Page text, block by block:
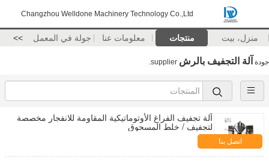
Changzhou Welldone Machinery Technology Co.,Ltd
منزل، بيت منتجات معلومات عنا جولة في المعمل >>
جودة آلة التجفيف بالرش
آلة تجفيف الفراغ الأوتوماتيكية المقاومة للانفجار مخصصة
لتجفيف / خلط المسحوق
اتصل بنا